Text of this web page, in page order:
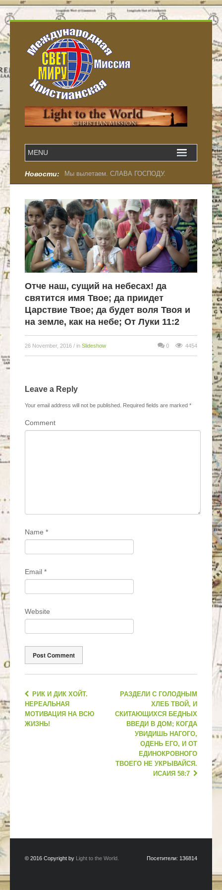
Новости: Мы вылетаем. СЛАВА ГОСПОДУ.
Отче наш, сущий на небесах! да
святится имя Твое; да приидет
Царствие Твое; да будет воля Твоя и
на земле, как на небе; От Луки 11:2
26 November, 2016 / in Slideshow 0 4454
Leave a Reply
Your email address will not be published. Required fields are marked *
Comment
Name *
Email *
Website
РИК И ДИК ХОЙТ.
НЕРЕАЛЬНАЯ
МОТИВАЦИЯ НА ВСЮ
ЖИЗНЬ!
РАЗДЕЛИ С ГОЛОДНЫМ
ХЛЕБ ТВОЙ, И
СКИТАЮЩИХСЯ БЕДНЫХ
ВВЕДИ В ДОМ; КОГДА
УВИДИШЬ НАГОГО,
ОДЕНЬ ЕГО, И ОТ
ЕДИНОКРОВНОГО
ТВОЕГО НЕ УКРЫВАЙСЯ.
ИСАИЯ 58:7
© 2016 Copyright by Light to the World. Посетители: 136814